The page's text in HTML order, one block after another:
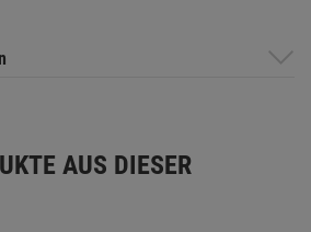
AUS DIESER